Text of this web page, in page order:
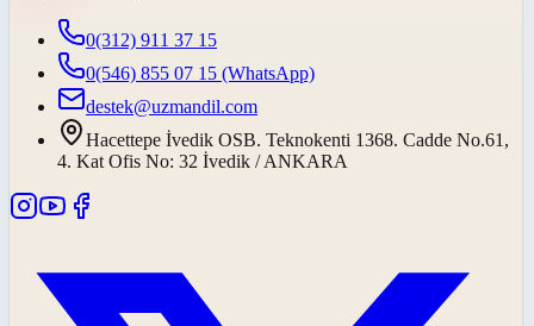
0(312) 911 37 15
0(546) 855 07 15 (WhatsApp)
destek@uzmandil.com
Hacettepe İvedik OSB. Teknokenti 1368. Cadde No.61,
4. Kat Ofis No: 32 İvedik / ANKARA